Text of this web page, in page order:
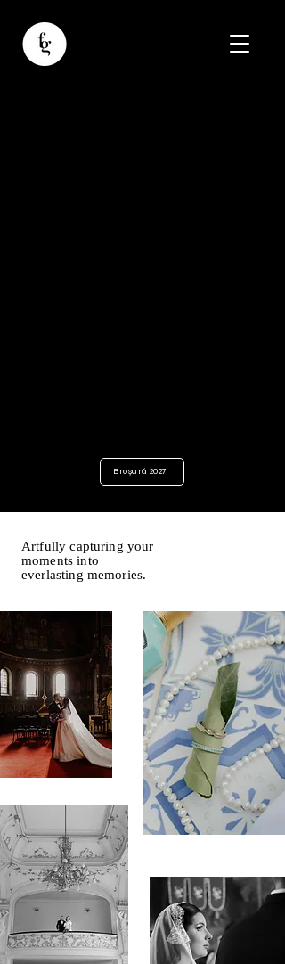
Broșură 2027
Artfully capturing your
moments into
everlasting memories.